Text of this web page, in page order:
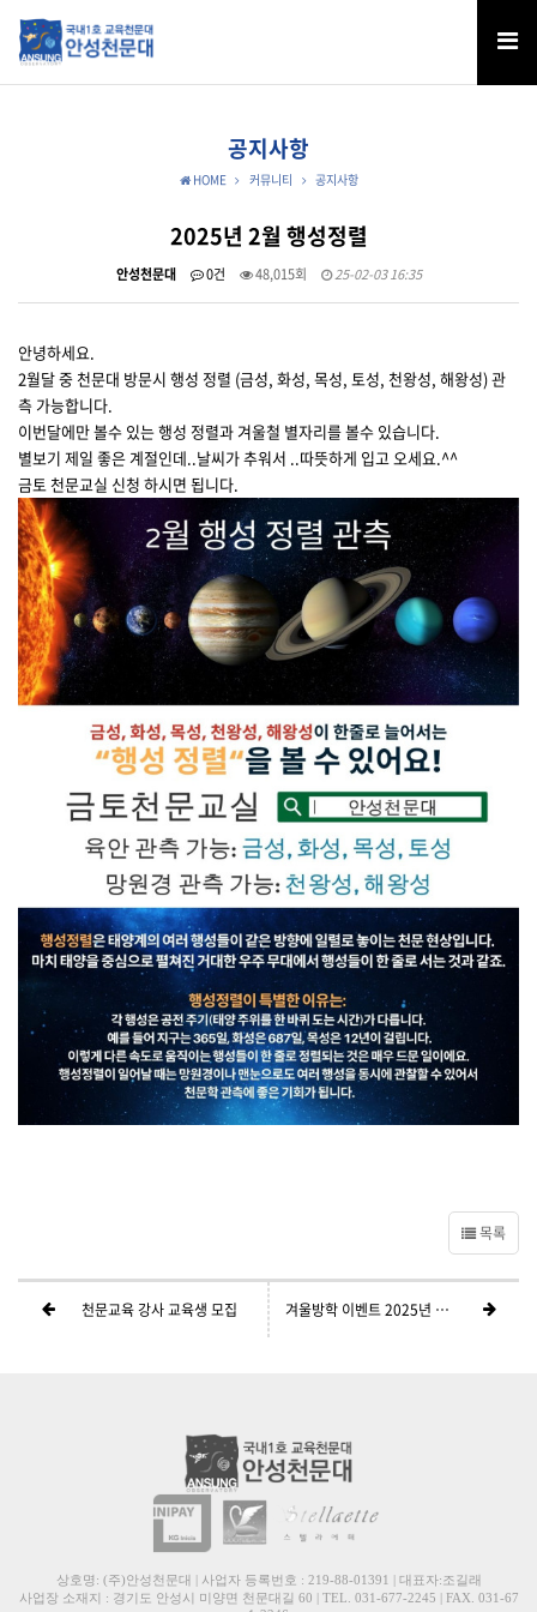
공지사항
HOME 커뮤니티 공지사항
2025년 2월 행성정렬
안성천문대 0건 48,015회 25-02-03 16:35
안녕하세요.
2월달 중 천문대 방문시 행성 정렬 (금성, 화성, 목성, 토성, 천왕성, 해왕성) 관
측 가능합니다.
이번달에만 볼수 있는 행성 정렬과 겨울철 별자리를 볼수 있습니다.
별보기 제일 좋은 계절인데..날씨가 추워서 ..따뜻하게 입고 오세요.^^
금토 천문교실 신청 하시면 됩니다.
목록
천문교육 강사 교육생 모집 겨울방학 이벤트 2025년 천문달력 증정
상호명: (주)안성천문대 | 사업자 등록번호 : 219-88-01391 | 대표자:조길래
사업장 소재지 : 경기도 안성시 미양면 천문대길 60 | TEL. 031-677-2245 | FAX. 031-67